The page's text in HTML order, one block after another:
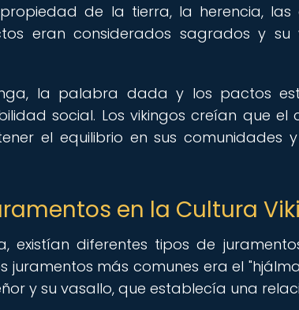
de la tierra, la herencia, las
eran considerados sagrados y
la palabra dada y los pactos
social. Los vikingos creían que
el equilibrio en sus comunidades
en la Cultura
existían diferentes tipos de
juramentos más comunes era el
y su vasallo, que establecía una